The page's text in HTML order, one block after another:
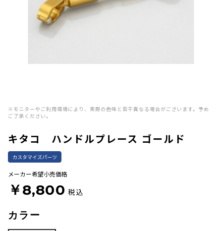
※モニターやご利用環境により、実際の色味と若干異なる場合がございます。予め
ご了承ください。
カスタマイズパーツ
キタコ ハンドルプレース ゴールド
メーカー希望小売価格
￥8,800 税込
カラー